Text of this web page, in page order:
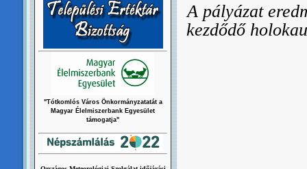
A pályázat
kezdődő
"Tótkomlós Város Önkormányzatatát a
Magyar Élelmiszerbank Egyesület
támogatja"